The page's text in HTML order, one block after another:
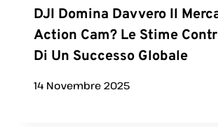
DJI Domina Davvero Il
Action Cam? Le Stime
Di Un Successo Globale
14 Novembre 2025